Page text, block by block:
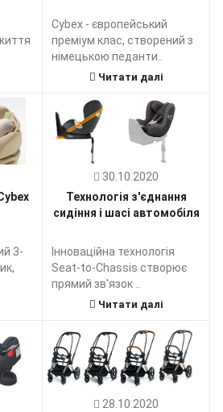
Cybex - європейський
преміум клас, створений з
німецькою педанти..
Читати далі
3-
30.10.2020
Технологія з'єднання
сидіння і шасі автомобіля
Інноваційна технологія
Seat-to-Chassis створює
прямий зв'язок ..
Читати далі
28.10.2020